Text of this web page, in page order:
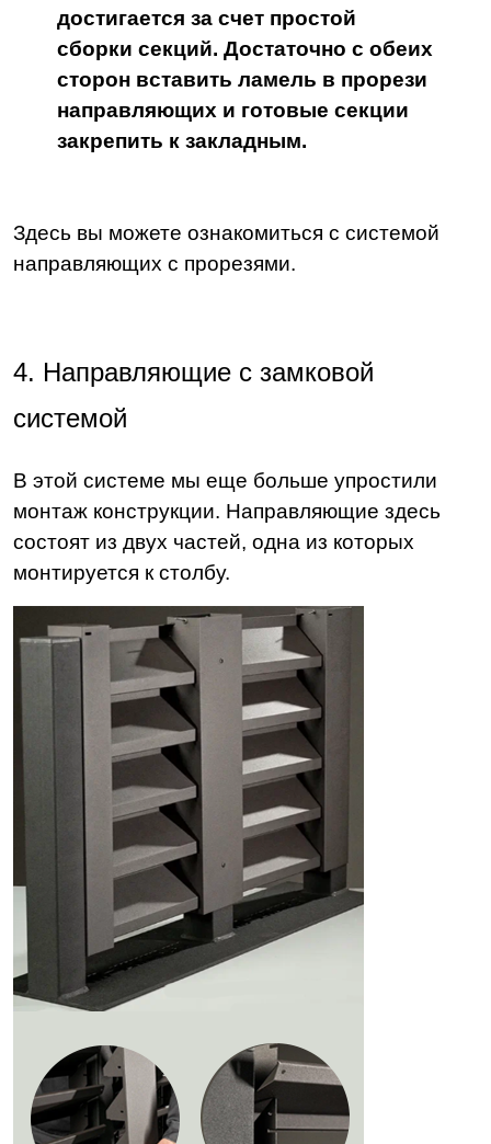
достигается за счет простой
сборки секций. Достаточно с обеих
сторон вставить ламель в прорези
направляющих и готовые секции
закрепить к закладным.
Здесь вы можете ознакомиться с системой
направляющих с прорезями.
4. Направляющие с замковой
системой
В этой системе мы еще больше упростили
монтаж конструкции. Направляющие здесь
состоят из двух частей, одна из которых
монтируется к столбу.